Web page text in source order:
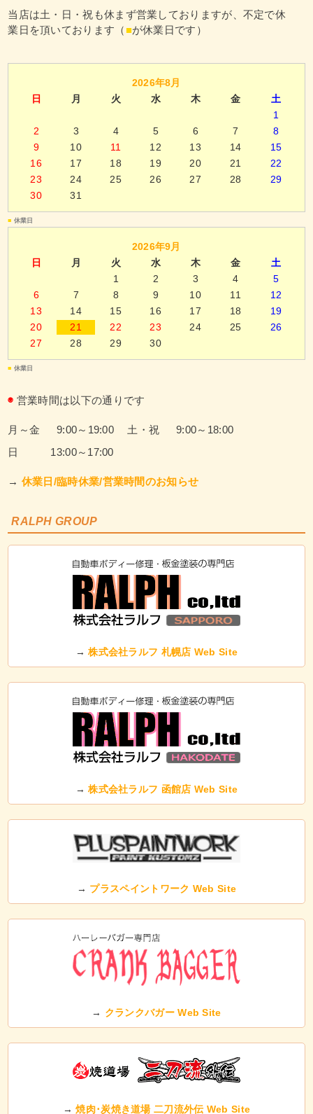
当店は土・日・祝も休まず営業しておりますが、不定で休
業日を頂いております（ ■が休業日です）
2026年8月
日
月 火 水 木 金
土
1
2
3 4 5 6 7
8
9
10 11 12 13 14
15
16
17 18 19 20 21
22
23
24 25 26 27 28
29
30
31
■ 休業日
2026年9月
日
月 火 水 木 金
土
1
2 3 4
5
6
7 8 9 10 11
12
13
14 15 16 17 18
19
20
21 22 23 24 25
26
27
28 29 30
■ 休業日
◉ 営業時間は以下の通りです
月～金 9:00～19:00
土・祝 9:00～18:00
日 13:00～17:00
→ 休業日/臨時休業/営業時間のお知らせ
RALPH GROUP
→株式会社ラルフ 札幌店 Web Site
→株式会社ラルフ 函館店 Web Site
→ プラスペイントワーク Web Site
→ クランクバガー Web Site
→焼肉･炭焼き道場 二刀流外伝 Web Site